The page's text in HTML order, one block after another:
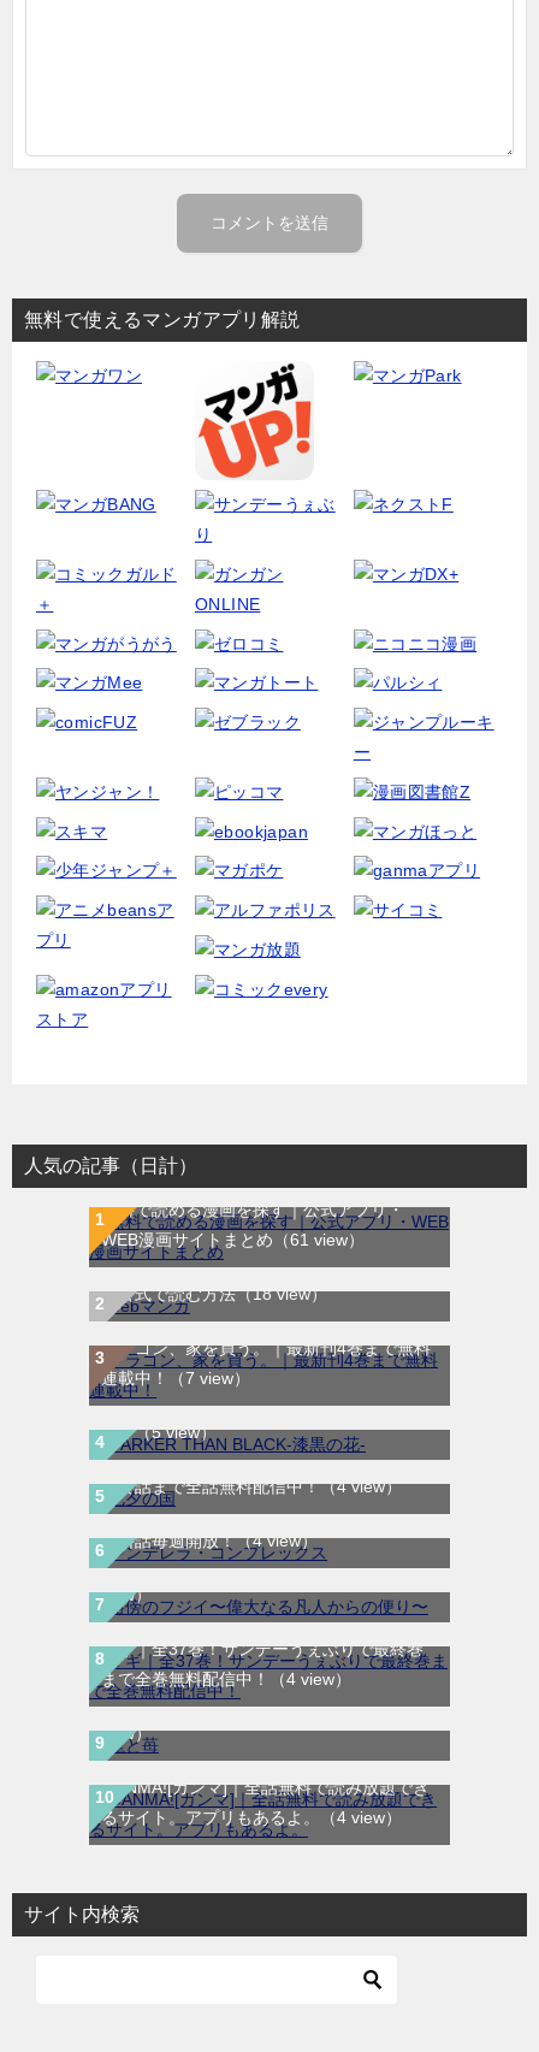
無料で使えるマンガアプリ解説
人気の記事（日計）
無料で読める漫画を探す｜公式アプリ・
WEB漫画サイトまとめ （61 view）
WEB漫画サイト一覧｜ブラウザで無料漫画
を公式で読む方法（18 view）
ドラゴン、家を買う。｜最新刊4巻まで無料
連載中！
（7 view）
DARKER THAN BLACK-漆黒の花-｜全4巻完
結！マンガUP!で最終巻まで全巻無料配信
中！（5 view）
七夕の国｜全4巻完結！サンデーうぇぶりで
最終話まで全話無料配信中！（4 view）
シンデレラ・コンプレックス｜マンガMeeで
無料話毎週開放！（4 view）
路傍のフジイ〜偉大なる凡人からの便り〜｜
全話無料で読める公式マンガアプリ（4
view）
マギ｜全37巻！サンデーうぇぶりで最終巻
まで全巻無料配信中！
（4 view）
龍と苺｜最新刊第4巻！全巻無料で読める公
式マンガアプリ＿サンデーうぇぶり（4
view）
GANMA![ガンマ]｜全話無料で読み放題でき
るサイト。アプリもあるよ。
（4 view）
サイト内検索